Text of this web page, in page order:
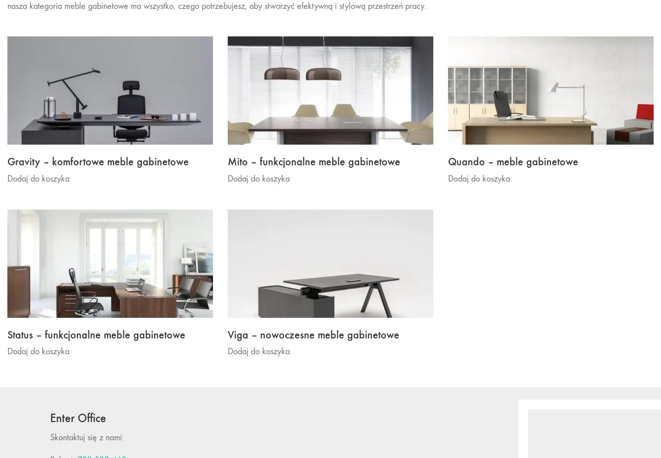
nasza kategoria meble gabinetowe ma wszystko, czego potrzebujesz, aby stworzyć efektywną i stylową przestrzeń pracy.
Gravity – komfortowe meble gabinetowe
Dodaj do koszyka
Mito – funkcjonalne meble gabinetowe
Dodaj do koszyka
Quando – meble gabinetowe
Dodaj do koszyka
Status – funkcjonalne meble gabinetowe
Dodaj do koszyka
Viga – nowoczesne meble gabinetowe
Dodaj do koszyka
Enter Office
Skontaktuj się z nami: